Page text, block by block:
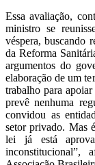
Essa avaliação,
ministro se
véspera, buscando
da Reforma
argumentos do
elaboração de um
trabalho para
prevê nenhuma
convidou as
setor privado. Mas
lei já está
inconstitucional”,